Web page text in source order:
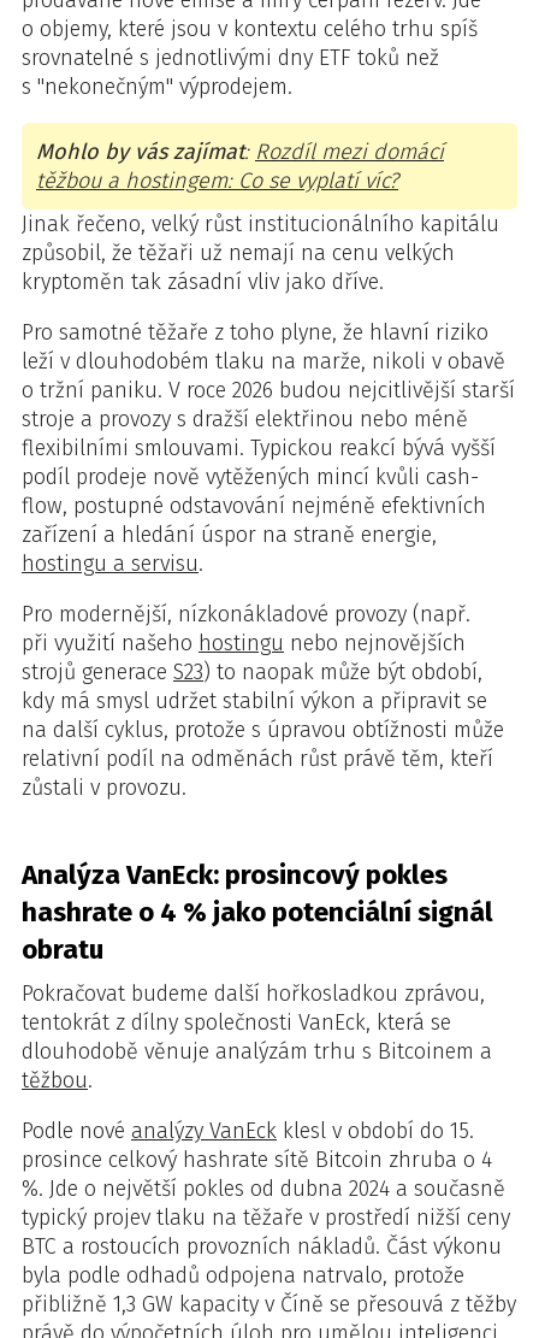
o objemy, které jsou v kontextu celého trhu spíš
srovnatelné s jednotlivými dny ETF toků než
s "nekonečným" výprodejem.
Mohlo by vás zajímat: Rozdíl mezi domácí
těžbou a hostingem: Co se vyplatí víc?
Jinak řečeno, velký růst institucionálního kapitálu
způsobil, že těžaři už nemají na cenu velkých
kryptoměn tak zásadní vliv jako dříve.
Pro samotné těžaře z toho plyne, že hlavní riziko
leží v dlouhodobém tlaku na marže, nikoli v obavě
o tržní paniku. V roce 2026 budou nejcitlivější starší
stroje a provozy s dražší elektřinou nebo méně
flexibilními smlouvami. Typickou reakcí bývá vyšší
podíl prodeje nově vytěžených mincí kvůli cash-
flow, postupné odstavování nejméně efektivních
zařízení a hledání úspor na straně energie,
hostingu a servisu.
Pro modernější, nízkonákladové provozy (např.
při využití našeho hostingu nebo nejnovějších
strojů generace S23) to naopak může být období,
kdy má smysl udržet stabilní výkon a připravit se
na další cyklus, protože s úpravou obtížnosti může
relativní podíl na odměnách růst právě těm, kteří
zůstali v provozu.
Analýza VanEck: prosincový pokles
hashrate o 4 % jako potenciální signál
obratu
Pokračovat budeme další hořkosladkou zprávou,
tentokrát z dílny společnosti VanEck, která se
dlouhodobě věnuje analýzám trhu s Bitcoinem a
těžbou.
Podle nové analýzy VanEck klesl v období do 15.
prosince celkový hashrate sítě Bitcoin zhruba o 4
%. Jde o největší pokles od dubna 2024 a současně
typický projev tlaku na těžaře v prostředí nižší ceny
BTC a rostoucích provozních nákladů. Část výkonu
byla podle odhadů odpojena natrvalo, protože
přibližně 1,3 GW kapacity v Číně se přesouvá z těžby